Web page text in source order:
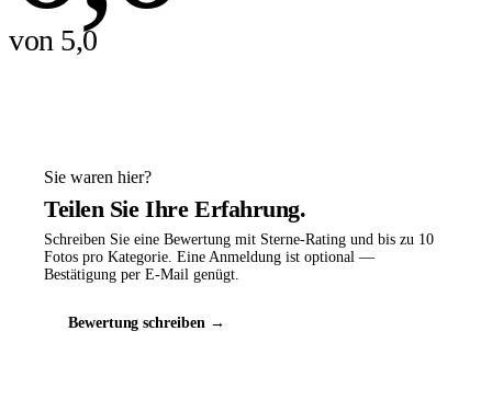
von 5,0
Sie waren hier?
Teilen Sie Ihre Erfahrung.
Schreiben Sie eine Bewertung mit Sterne-Rating und bis zu 10
Fotos pro Kategorie. Eine Anmeldung ist optional —
Bestätigung per E-Mail genügt.
Bewertung schreiben →